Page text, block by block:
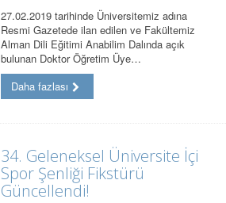
27.02.2019 tarihinde Üniversitemiz adına
Resmi Gazetede ilan edilen ve Fakültemiz
Alman Dili Eğitimi Anabilim Dalında açık
bulunan Doktor Öğretim Üye…
Daha fazlası
34. Geleneksel Üniversite İçi
Spor Şenliği Fikstürü
Güncellendi!